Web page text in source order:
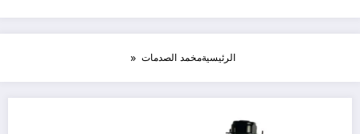
الرئيسيةمخمد الصدمات